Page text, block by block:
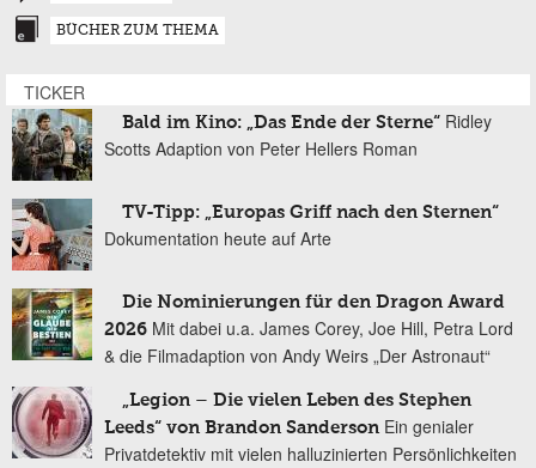
BÜCHER ZUM THEMA
TICKER
Bald im Kino: „Das Ende der Sterne“ Ridley
Scotts Adaption von Peter Hellers Roman
TV-Tipp: „Europas Griff nach den Sternen“
Dokumentation heute auf Arte
Die Nominierungen für den Dragon Award
2026 Mit dabei u.a. James Corey, Joe Hill, Petra Lord
& die Filmadaption von Andy Weirs „Der Astronaut“
„Legion – Die vielen Leben des Stephen
Leeds“ von Brandon Sanderson Ein genialer
Privatdetektiv mit vielen halluzinierten Persönlichkeiten